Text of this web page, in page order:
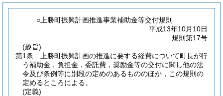
○上勝町振興計画推進事業補助金等交付規則
平成13年10月10日
規則第17号
(趣旨)
第1条
上勝町振興計画の推進に要する経費について町長が行
う補助金，負担金，委託費，奨励金等の交付に関し他の法
令及び条例等に別段の定めのあるもののほか，この規則の
定めるところによる。
(定義)